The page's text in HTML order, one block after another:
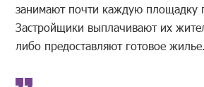
занимают почти каждую площадку
Застройщики выплачивают их
либо предоставляют готовое жилье.